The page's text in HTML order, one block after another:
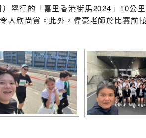
舉行的「嘉里香港街馬2024」10公
欣尚賞。此外，偉豪老師於比賽前